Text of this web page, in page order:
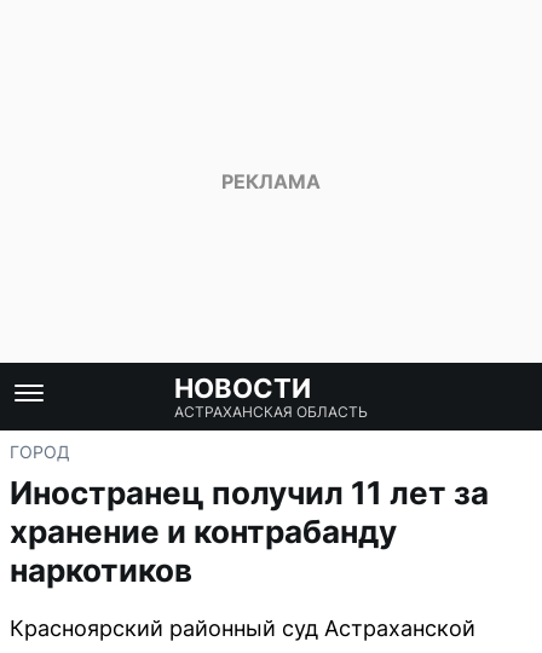
НОВОСТИ
АСТРАХАНСКАЯ ОБЛАСТЬ
ГОРОД
Иностранец получил 11 лет за
хранение и контрабанду
наркотиков
Красноярский районный суд Астраханской